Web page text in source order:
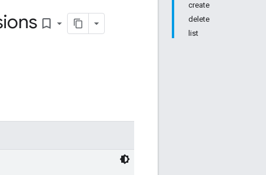
create
delete
list
bookmark_border